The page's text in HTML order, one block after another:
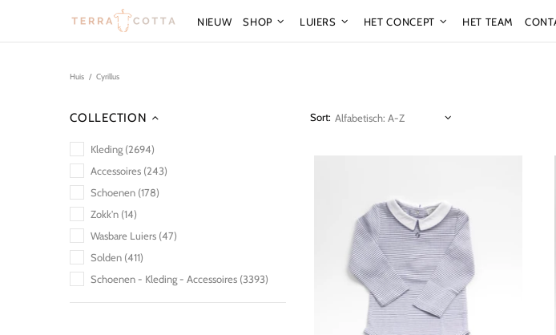
NIEUW SHOP LUIERS HET CONCEPT HET TEAM
Huis Cyrillus
COLLECTION
Kleding (2694)
Accessoires (243)
Schoenen (178)
Zokk'n (14)
Wasbare Luiers (47)
Solden (411)
Schoenen - Kleding - Accessoires (3393)
Sort: